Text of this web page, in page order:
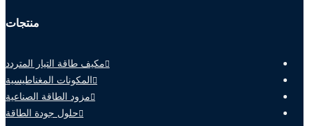
منتجات
مكيف طاقة التيار المتردد
المكونات المغناطيسية
مزود الطاقة الصناعية
حلول جودة الطاقة